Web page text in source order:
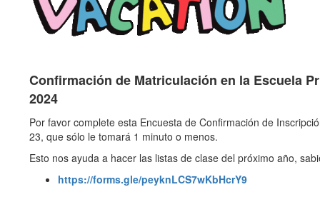
Confirmación de Matriculación en la Escuela
2024
Por favor complete esta Encuesta de Confirmación de
23, que sólo le tomará 1 minuto o menos.
Esto nos ayuda a hacer las listas de clase del próximo año,
https://forms.gle/peyknLCS7wKbHcrY9